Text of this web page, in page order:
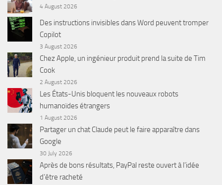
4 August 2026
Des instructions invisibles dans Word peuvent tromper
Copilot
3 August 2026
Chez Apple, un ingénieur produit prend la suite de Tim
Cook
2 August 2026
Les États-Unis bloquent les nouveaux robots
humanoïdes étrangers
1 August 2026
Partager un chat Claude peut le faire apparaître dans
Google
30 July 2026
Après de bons résultats, PayPal reste ouvert à l’idée
d’être racheté